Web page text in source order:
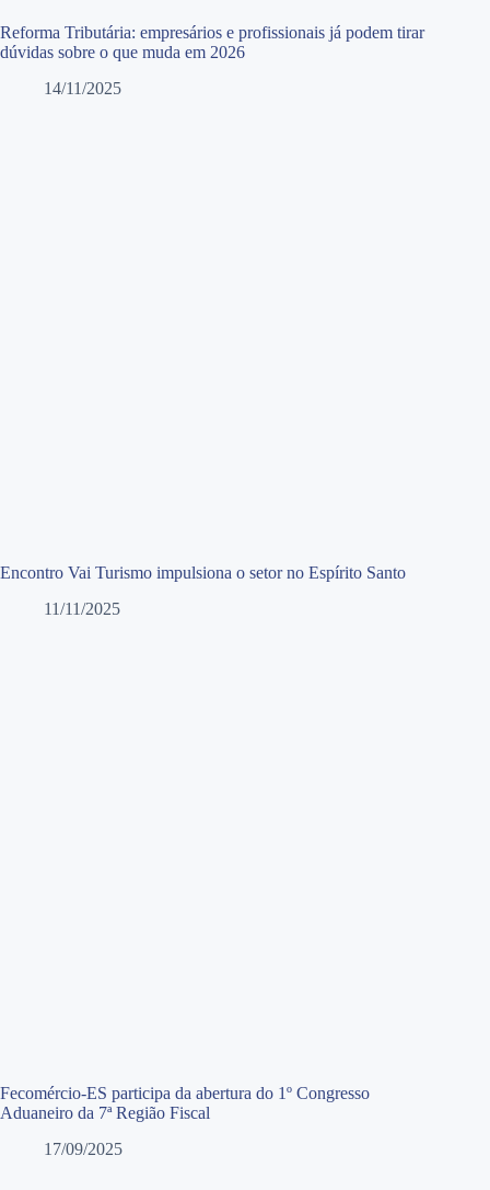
Reforma Tributária: empresários e profissionais já podem tirar
dúvidas sobre o que muda em 2026
14/11/2025
Encontro Vai Turismo impulsiona o setor no Espírito Santo
11/11/2025
Fecomércio-ES participa da abertura do 1º Congresso
Aduaneiro da 7ª Região Fiscal
17/09/2025